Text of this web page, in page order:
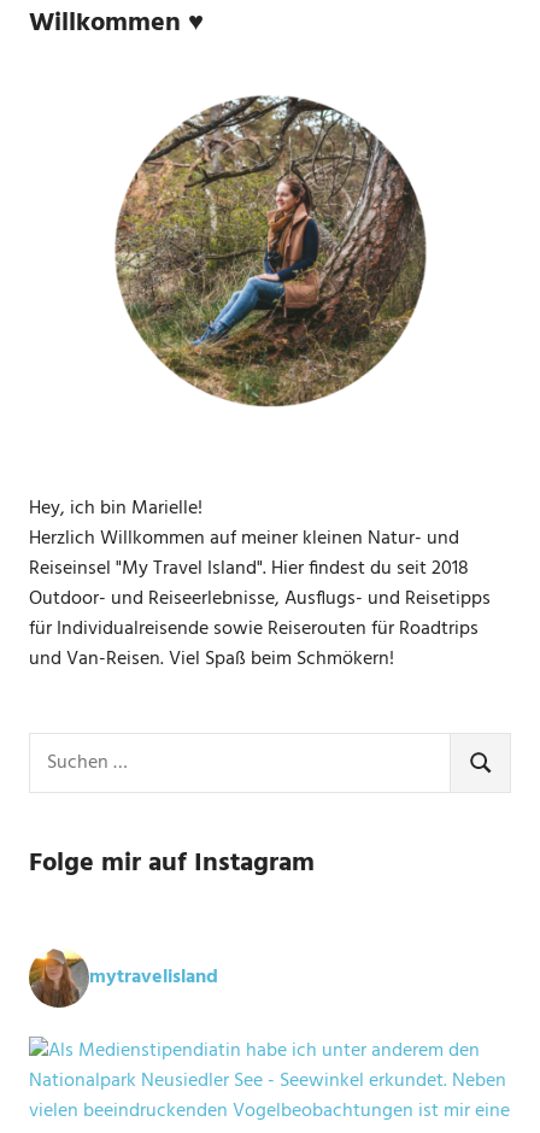
Willkommen ♥
Hey, ich bin Marielle!
Herzlich Willkommen auf meiner kleinen Natur- und
Reiseinsel "My Travel Island". Hier findest du seit 2018
Outdoor- und Reiseerlebnisse, Ausflugs- und Reisetipps
für Individualreisende sowie Reiserouten für Roadtrips
und Van-Reisen. Viel Spaß beim Schmökern!
nach:
SUCHEN
Folge mir auf Instagram
mytravelisland